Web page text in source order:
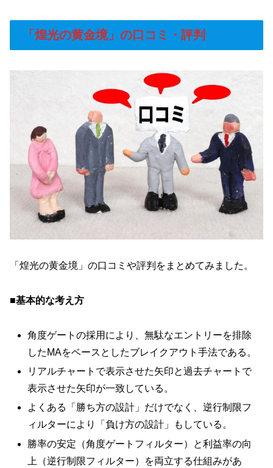
「煌光の黄金境」の口コミ・評判
「煌光の黄金境」の口コミや評判をまとめてみました。
■基本的な考え方
角度ゲートの採用により、無駄なエントリーを排除
したMAをベースとしたブレイクアウト手法である。
リアルチャートで表示させた矢印と過去チャートで
表示させた矢印が一致している。
よくある「勝ち方の設計」だけでなく、逆行制限フ
ィルターにより「負け方の設計」もしている。
勝率の安定（角度ゲートフィルター）と利益率の向
上（逆行制限フィルター）を両立する仕組みがあ